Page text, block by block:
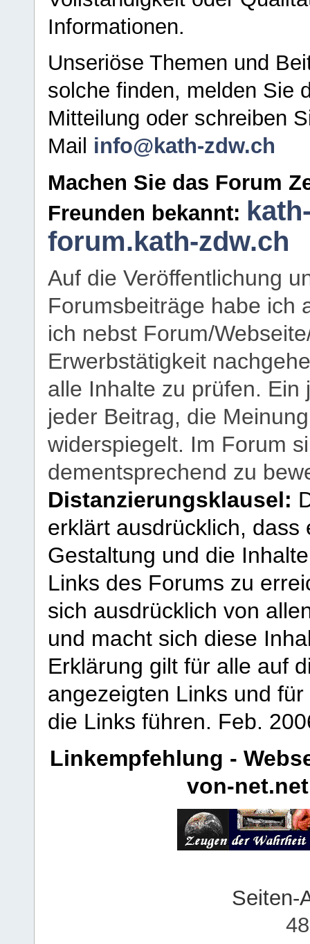
Informationen.
Unseriöse Themen und
solche finden, melden Sie
Mitteilung oder schreiben
Mail info@kath-zdw.ch
Machen Sie das Forum
Freunden bekannt:
forum.kath-zdw.ch
Auf die Veröffentlichung
Forumsbeiträge habe ich
ich nebst Forum/
Erwerbstätigkeit
alle Inhalte zu prüfen.
jeder Beitrag, die
widerspiegelt. Im Forum
dementsprechend zu
Distanzierungsklausel:
erklärt ausdrücklich,
Gestaltung und die
Links des Forums zu
sich ausdrücklich von
und macht sich diese
Erklärung gilt für alle auf
angezeigten Links und
die Links führen. Feb.
Linkempfehlung -
von-net.net
Seiten-